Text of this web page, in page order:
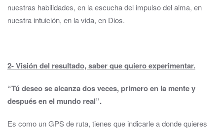
nuestras habilidades, en la escucha del impulso del alma, en
nuestra intuición, en la vida, en Dios.
2- Visión del resultado, saber que quiero experimentar.
“Tú deseo se alcanza dos veces, primero en la mente y
después en el mundo real”.
Es como un GPS de ruta, tienes que indicarle a donde quieres